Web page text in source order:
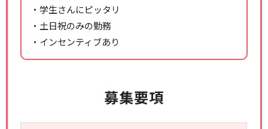
・学生さんにピッタリ
・土日祝のみの勤務
・インセンティブあり
募集要項